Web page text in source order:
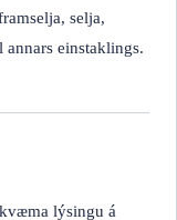
selja,
einstaklings.
lýsingu á